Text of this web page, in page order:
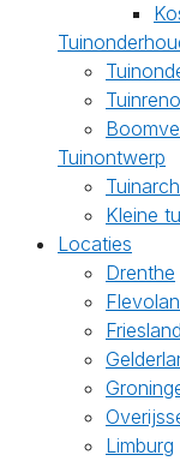
Tuinontwerp
Kleine
Locaties
Drenthe
Friesland
Limburg